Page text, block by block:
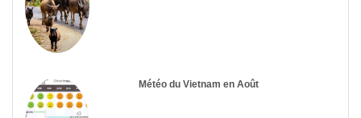
Météo du Vietnam en Août